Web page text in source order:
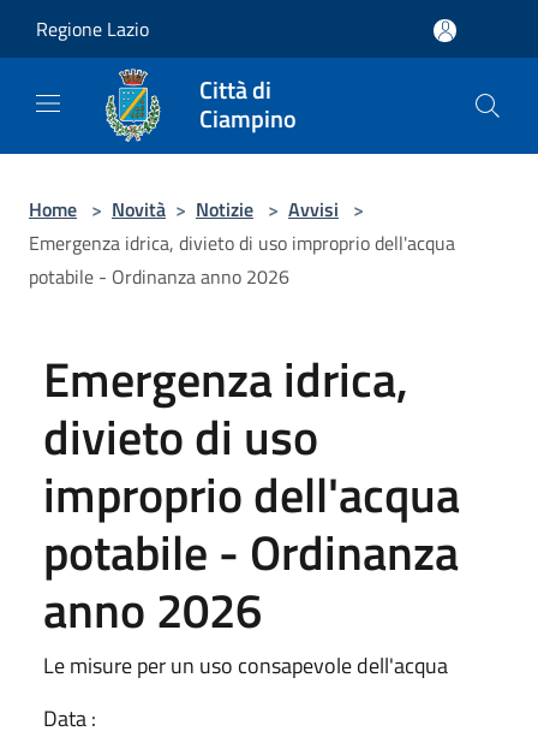
Regione Lazio
Città di
Ciampino
Home > Novità > Notizie > Avvisi >
Emergenza idrica, divieto di uso improprio dell'acqua
potabile - Ordinanza anno 2026
Emergenza idrica,
divieto di uso
improprio dell'acqua
potabile - Ordinanza
anno 2026
Le misure per un uso consapevole dell'acqua
Data :